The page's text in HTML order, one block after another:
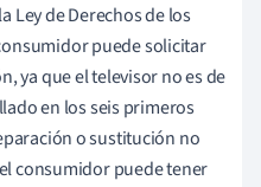
Ley de Derechos de los
puede solicitar
ya que el televisor no es de
en los seis primeros
o sustitución no
consumidor puede tener